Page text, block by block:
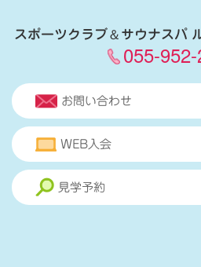
スポーツクラブ＆サウナスパ
055-
お問い合わせ
WEB入会
見学予約